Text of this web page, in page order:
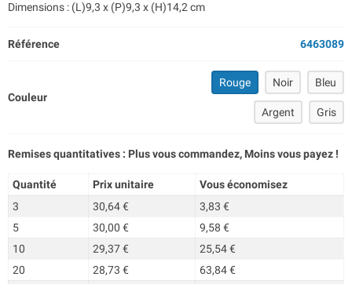
Dimensions : (L)9,3 x (P)9,3 x (H)14,2 cm
Référence 6463089
Couleur
Rouge Noir Bleu
Argent Gris
Remises quantitatives : Plus vous commandez, Moins vous payez !
Quantité Prix unitaire
Vous économisez
3
30,64 €
3,83 €
5
30,00 €
9,58 €
10
29,37 €
25,54 €
20
28,73 €
63,84 €